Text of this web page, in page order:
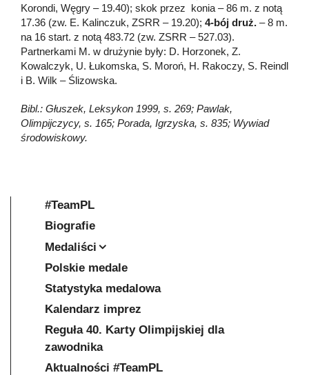
Korondi, Węgry – 19.40); skok przez konia – 86 m. z notą
17.36 (zw. E. Kalinczuk, ZSRR – 19.20); 4-bój druż. – 8 m.
na 16 start. z notą 483.72 (zw. ZSRR – 527.03).
Partnerkami M. w drużynie były: D. Horzonek, Z.
Kowalczyk, U. Łukomska, S. Moroń, H. Rakoczy, S. Reindl
i B. Wilk – Ślizowska.
Bibl.: Głuszek, Leksykon 1999, s. 269; Pawlak,
Olimpijczycy, s. 165; Porada, Igrzyska, s. 835; Wywiad
środowiskowy.
#TeamPL
Biografie
Medaliści
Polskie medale
Statystyka medalowa
Kalendarz imprez
Reguła 40. Karty Olimpijskiej dla
zawodnika
Aktualności #TeamPL